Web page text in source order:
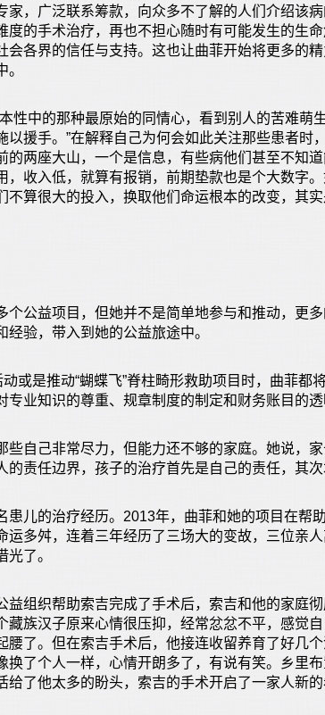
家，广泛联系筹款，向众多不了解的人们介绍该
度的手术治疗，再也不担心随时有可能发生的生命
会各界的信任与支持。这也让曲菲开始将更多的
中的那种最原始的同情心，看到别人的苦难萌
以援手。”在解释自己为何会如此关注那些患者时
的两座大山，一个是信息，有些病他们甚至不知
，收入低，就算有报销，前期垫款也是个大数字。
不算很大的投入，换取他们命运根本的改变，其
公益项目，但她并不是简单地参与和推动，更多
经验，带入到她的公益旅途中。
或是推动“蝴蝶飞”脊柱畸形救助项目时，曲菲都
专业知识的尊重、规章制度的制定和财务账目的透
自己非常尽力，但能力还不够的家庭。她说，家
的责任边界，孩子的治疗首先是自己的责任，其次
儿的治疗经历。2013年，曲菲和她的项目在帮
运多舛，连着三年经历了三场大的变故，三位亲
了。
组织帮助索吉完成了手术后，索吉和他的家庭彻
藏族汉子原来心情很压抑，经常忿忿不平，感觉
腰了。但在索吉手术后，他接连收留养育了好几
换了个人一样，心情开朗多了，有说有笑。乡里
给了他太多的盼头，索吉的手术开启了一家人新的